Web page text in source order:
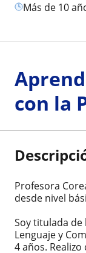
más de 10
con la
Profesora
desde nivel
Soy titulada de
Lenguaje y
4 años.